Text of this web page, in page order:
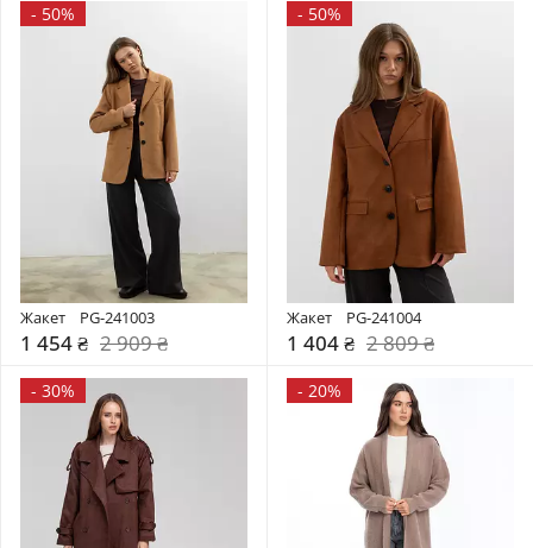
- 50%
Жакет    PG-241003
1 454 ₴ 2 909 ₴
- 50%
Жакет    PG-241004
1 404 ₴ 2 809 ₴
- 30% - 20%